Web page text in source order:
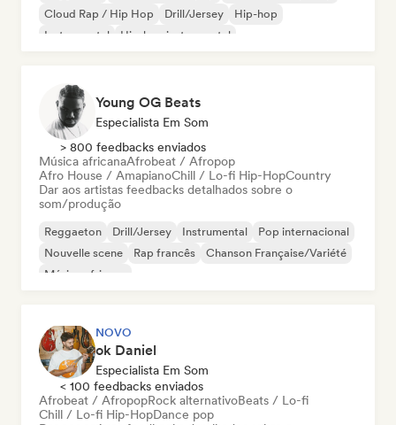
Cloud Rap / Hip Hop
Drill/Jersey
Hip-hop
Instrumental
Hip-hop instrumental
Young OG Beats
Especialista Em Som
> 800 feedbacks enviados
Música africanaAfrobeat / Afropop
Afro House / AmapianoChill / Lo-fi Hip-HopCountry
Dar aos artistas feedbacks detalhados sobre o
som/produção
Reggaeton Drill/Jersey Instrumental
Pop internacional
Nouvelle scene
Rap francês
Chanson Française/Variété
Música africana
NOVO
ok Daniel
Especialista Em Som
< 100 feedbacks enviados
Afrobeat / AfropopRock alternativoBeats / Lo-fi
Chill / Lo-fi Hip-HopDance pop